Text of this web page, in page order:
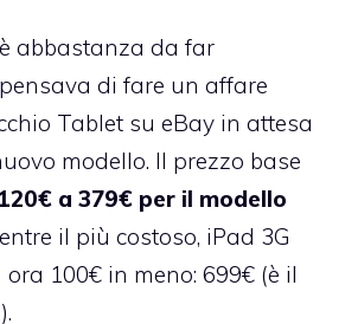
abbastanza da far
di fare un affare
Tablet su eBay in attesa
modello. Il prezzo base
a 379€ per il modello
il più costoso, iPad 3G
100€ in meno: 699€ (è il